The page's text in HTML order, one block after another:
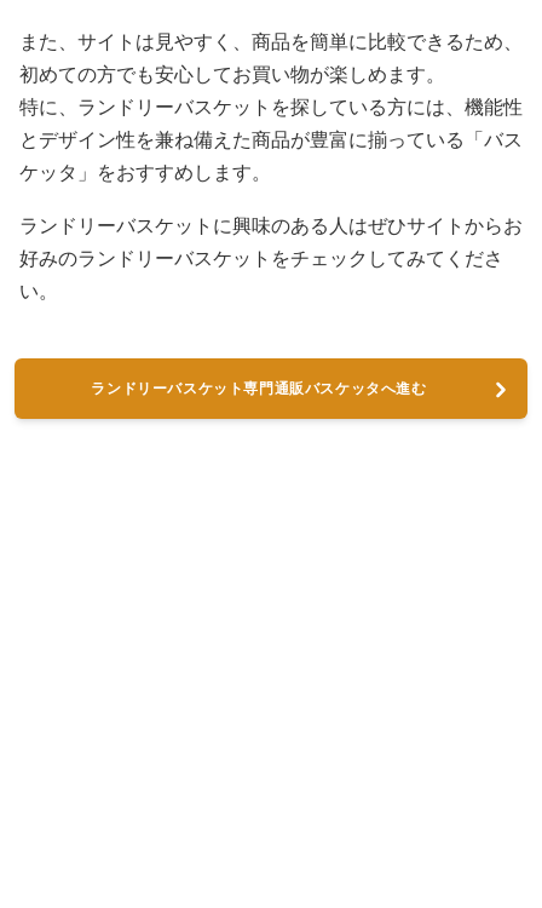
また、サイトは見やすく、商品を簡単に比較できるため、
初めての方でも安心してお買い物が楽しめます。
特に、ランドリーバスケットを探している方には、機能性
とデザイン性を兼ね備えた商品が豊富に揃っている「バス
ケッタ」をおすすめします。
ランドリーバスケットに興味のある人はぜひサイトからお
好みのランドリーバスケットをチェックしてみてくださ
い。
ランドリーバスケット専門通販バスケッタへ進む